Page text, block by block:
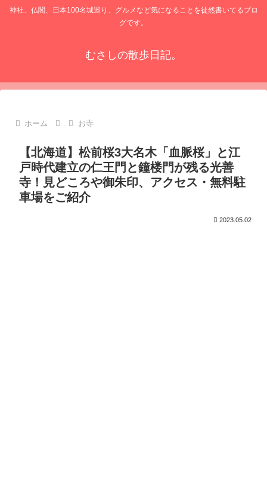
神社、仏閣、日本100名城巡り、グルメなど気になることを徒然書いてるブロ
グです。
むさしの散歩日記。
ホーム お寺
【北海道】松前桜3大名木「血脈桜」と江
戸時代建立の仁王門と鐘楼門が残る光善
寺！見どころや御朱印、アクセス・無料駐
車場をご紹介
2023.05.02